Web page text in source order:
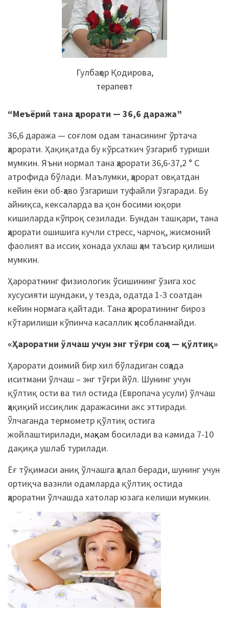
Гулбаҳор Қодирова,
терапевт
“Меъёрий тана ҳарорати — 36,6 даража”
36,6 даража — соғлом одам танасининг ўртача
ҳарорати. Ҳақиқатда бу кўрсаткич ўзгариб туриши
мумкин. Яъни нормал тана ҳарорати 36,6-37,2 ° С
атрофида бўлади. Маълумки, ҳарорат овқатдан
кейин ёки об-ҳаво ўзгариши туфайли ўзгаради. Бу
айниқса, кексаларда ва қон босими юқори
кишиларда кўпроқ сезилади. Бундан ташқари, тана
ҳарорати ошишига кучли стресс, чарчоқ, жисмоний
фаолият ва иссиқ хонада ухлаш ҳам таъсир қилиши
мумкин.
Ҳароратнинг физиологик ўсишининг ўзига хос
хусусияти шундаки, у тезда, одатда 1-3 соатдан
кейин нормага қайтади. Тана ҳароратининг бироз
кўтарилиши кўпинча касаллик ҳисобланмайди.
«Ҳароратни ўлчаш учун энг тўғри соҳа — қўлтиқ»
Ҳарорати доимий бир хил бўладиган соҳада
иситмани ўлчаш – энг тўғри йўл. Шунинг учун
қўлтиқ ости ва тил остида (Европача усули) ўлчаш
ҳақиқий иссиқлик даражасини акс эттиради.
Ўлчаганда термометр қўлтиқ остига
жойлаштирилади, маҳкам босилади ва камида 7-10
дақиқа ушлаб турилади.
Ёғ тўқимаси аниқ ўлчашга ҳалал беради, шунинг учун
ортиқча вазнли одамларда қўлтиқ остида
ҳароратни ўлчашда хатолар юзага келиши мумкин.